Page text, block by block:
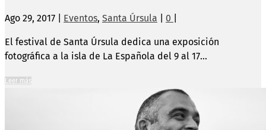
Ago 29, 2017 Eventos, Santa Úrsula 0
El festival de Santa Úrsula dedica una exposición
fotográfica a la isla de La Española del 9 al 17...
Leer más